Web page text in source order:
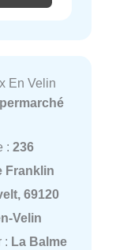
En Velin
: 236
Franklin
69120
Velin
: La Balme